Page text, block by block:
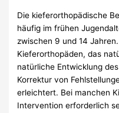
Die kieferorthopädische
häufig im frühen
zwischen 9 und 14
Kieferorthopäden, das
natürliche Entwicklung
Korrektur von
erleichtert. Bei manchen
Intervention erforderlich